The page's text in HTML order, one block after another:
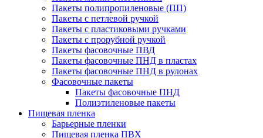
Пакеты полипропиленовые (ПП)
Пакеты с петлевой ручкой
Пакеты с пластиковыми ручками
Пакеты с прорубной ручкой
Пакеты фасовочные ПВД
Пакеты фасовочные ПНД в пластах
Пакеты фасовочные ПНД в рулонах
Фасовочные пакеты
Пакеты фасовочные ПНД
Полиэтиленовые пакеты
Пищевая пленка
Барьерные пленки
Пищевая пленка ПВХ